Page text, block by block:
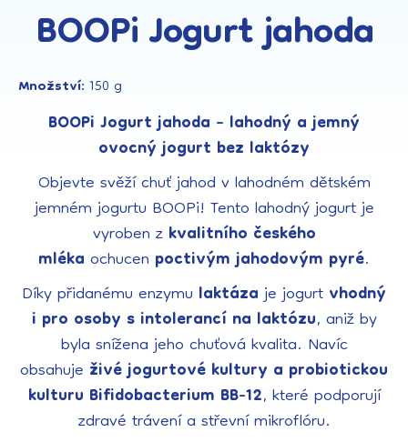
BOOPi Jogurt jahoda
Množství:150 g
BOOPi Jogurt jahoda – lahodný a jemný
ovocný jogurt bez laktózy
Objevte svěží chuť jahod v lahodném dětském
jemném jogurtu BOOPi! Tento lahodný jogurt je
vyroben zkvalitního českého
mlékaochucenpoctivým jahodovým pyré.
Díky přidanému enzymulaktázaje jogurtvhodný
i pro osoby s intolerancí na laktózu, aniž by
byla snížena jeho chuťová kvalita. Navíc
obsahuježivé jogurtové kultury a probiotickou
kulturu Bifidobacterium BB-12, které podporují
zdravé trávení a střevní mikroflóru.